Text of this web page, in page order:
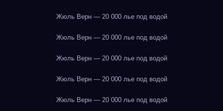
Жюль Верн — 20 000 лье под водой
Жюль Верн — 20 000 лье под водой
Жюль Верн — 20 000 лье под водой
Жюль Верн — 20 000 лье под водой
Жюль Верн — 20 000 лье под водой